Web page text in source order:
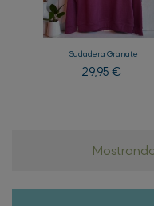
Sudadera Granate
Precio
29,95 €